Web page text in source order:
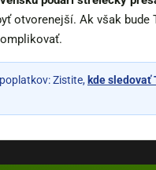
otvorenejší. Ak však bude
Zistite, kde sledovať